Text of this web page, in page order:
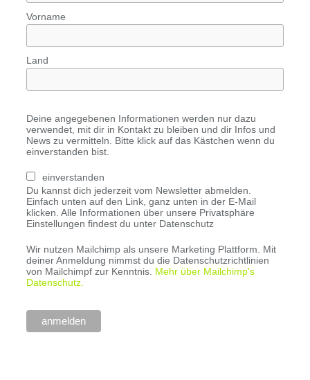
Vorname
Land
Deine angegebenen Informationen werden nur dazu
verwendet, mit dir in Kontakt zu bleiben und dir Infos und
News zu vermitteln. Bitte klick auf das Kästchen wenn du
einverstanden bist.
einverstanden
Du kannst dich jederzeit vom Newsletter abmelden.
Einfach unten auf den Link, ganz unten in der E-Mail
klicken. Alle Informationen über unsere Privatsphäre
Einstellungen findest du unter Datenschutz
Wir nutzen Mailchimp als unsere Marketing Plattform. Mit
deiner Anmeldung nimmst du die Datenschutzrichtlinien
von Mailchimpf zur Kenntnis. Mehr über Mailchimp's
Datenschutz.